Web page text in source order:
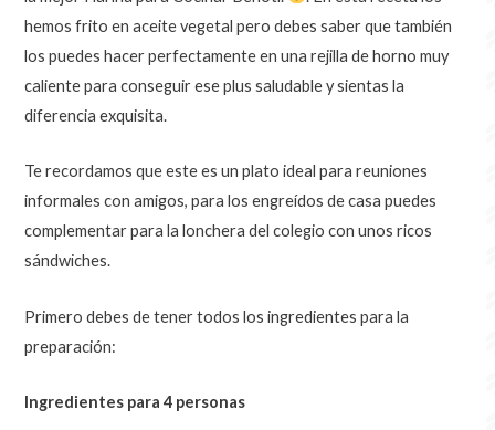
hemos frito en aceite vegetal pero debes saber que también
los puedes hacer perfectamente en una rejilla de horno muy
caliente para conseguir ese plus saludable y sientas la
diferencia exquisita.
Te recordamos que este es un plato ideal para reuniones
informales con amigos, para los engreídos de casa puedes
complementar para la lonchera del colegio con unos ricos
sándwiches.
Primero debes de tener todos los ingredientes para la
preparación:
Ingredientes para 4 personas